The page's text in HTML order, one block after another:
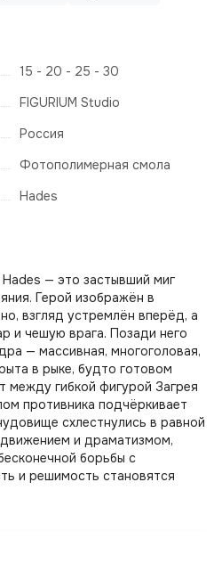
15 - 20 - 25 - 30
FIGURIUM Studio
Россия
Фотополимерная смола
Hades
— это застывший миг
Герой изображён в
взгляд устремлён вперёд, а
и чешую врага. Позади него
— массивная, многоголовая,
в рыке, будто готовом
между гибкой фигурой Загрея
противника подчёркивает
схлестнулись в равной
и драматизмом,
борьбы с
и решимость становятся